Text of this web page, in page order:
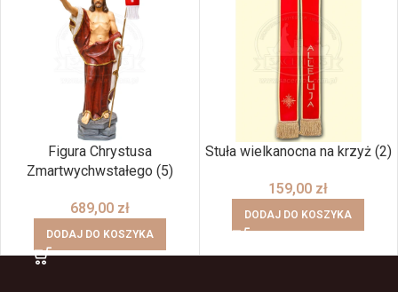
Figura Chrystusa
Zmartwychwstałego (5)
689,00 zł
DODAJ DO KOSZYKA
Stuła wielkanocna na krzyż (2)
159,00 zł
DODAJ DO KOSZYKA